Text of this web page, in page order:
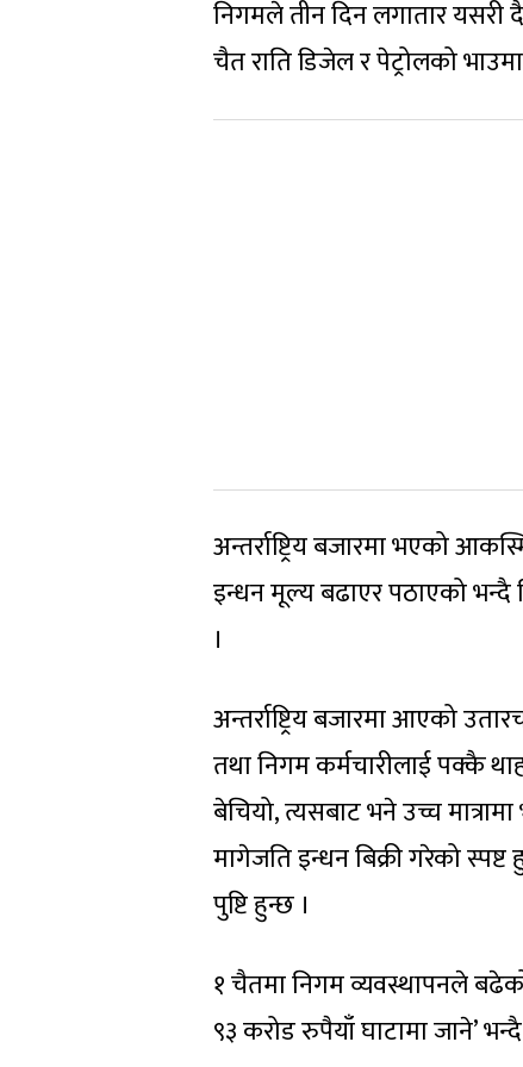
निगमले तीन दिन लगातार यसरी
चैत राति डिजेल र पेट्रोलको
अन्तर्राष्ट्रिय बजारमा भएको
इन्धन मूल्य बढाएर पठाएको भन्दै
।
अन्तर्राष्ट्रिय बजारमा आएको
तथा निगम कर्मचारीलाई पक्कै
बेचियो, त्यसबाट भने उच्च
मागेजति इन्धन बिक्री गरेको
पुष्टि हुन्छ ।
१ चैतमा निगम व्यवस्थापनले
९३ करोड रुपैयाँ घाटामा जाने’